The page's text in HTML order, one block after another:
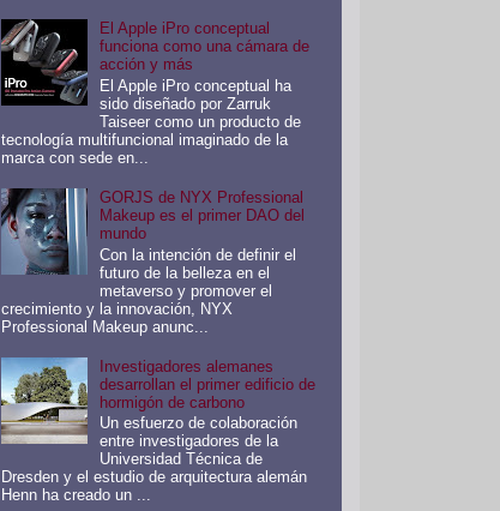
El Apple iPro conceptual
funciona como una cámara de
acción y más
El Apple iPro conceptual ha
sido diseñado por Zarruk
Taiseer como un producto de
tecnología multifuncional imaginado de la
marca con sede en...
GORJS de NYX Professional
Makeup es el primer DAO del
mundo
Con la intención de definir el
futuro de la belleza en el
metaverso y promover el
crecimiento y la innovación, NYX
Professional Makeup anunc...
Investigadores alemanes
desarrollan el primer edificio de
hormigón de carbono
Un esfuerzo de colaboración
entre investigadores de la
Universidad Técnica de
Dresden y el estudio de arquitectura alemán
Henn ha creado un ...